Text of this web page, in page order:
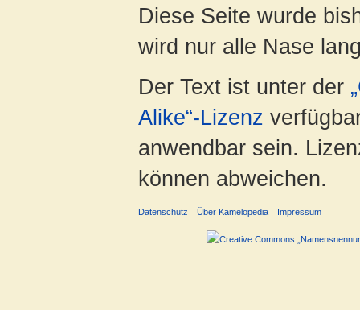
Diese Seite wurde
wird nur alle Nase
Der Text ist unter der
Alike“-Lizenz
anwendbar sein.
können abweichen.
Datenschutz Über Kamelopedia Impressum